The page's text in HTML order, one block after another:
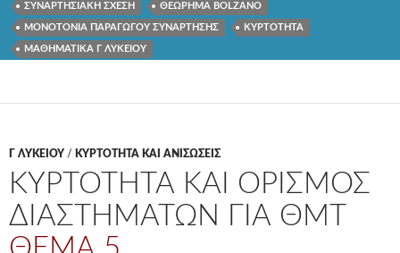
ΣΥΝΑΡΤΗΣΙΑΚΗ ΣΧΕΣΗ ΘΕΩΡΗΜΑ BOLZANO
ΜΟΝΟΤΟΝΙΑ ΠΑΡΑΓΩΓΟΥ ΣΥΝΑΡΤΗΣΗΣ ΚΥΡΤΟΤΗΤΑ
ΜΑΘΗΜΑΤΙΚΑ Γ ΛΥΚΕΙΟΥ
Γ ΛΥΚΕΊΟΥ / ΚΥΡΤΟΤΗΤΑ ΚΑΙ ΑΝΙΣΩΣΕΙΣ
ΚΥΡΤΟΤΗΤΑ ΚΑΙ ΟΡΙΣΜΟΣ
ΔΙΑΣΤΗΜΑΤΩΝ ΓΙΑ ΘΜΤ